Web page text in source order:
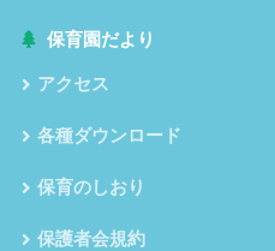
保育園だより
アクセス
各種ダウンロード
保育のしおり
保護者会規約